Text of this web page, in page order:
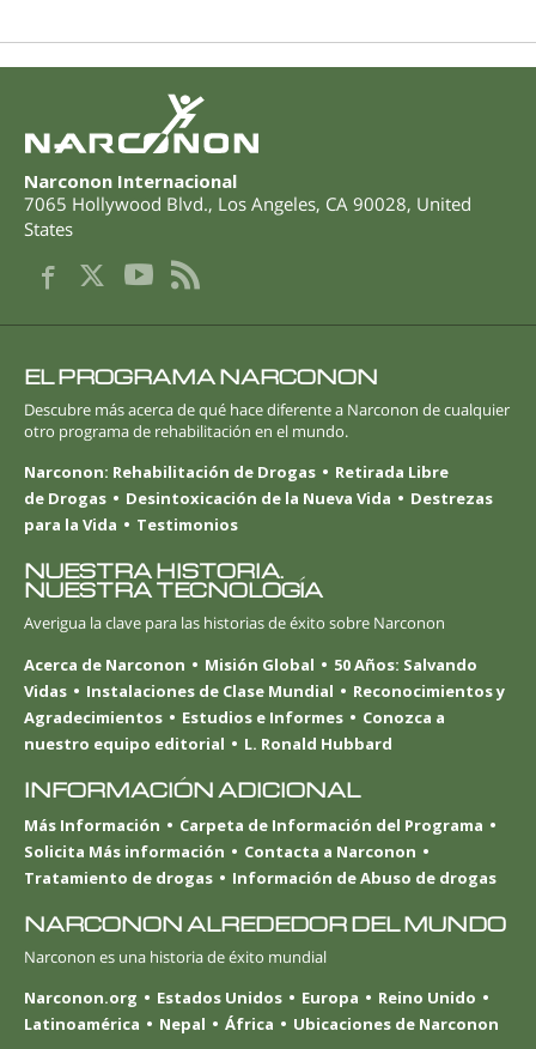
Narconon Internacional
7065 Hollywood Blvd., Los Angeles, CA 90028, United
States
EL PROGRAMA NARCONON
Descubre más acerca de qué hace diferente a Narconon de cualquier
otro programa de rehabilitación en el mundo.
Narconon: Rehabilitación de Drogas
Retirada Libre
de Drogas
Desintoxicación de la Nueva Vida
Destrezas
para la Vida
Testimonios
NUESTRA HISTORIA.
NUESTRA TECNOLOGÍA
Averigua la clave para las historias de éxito sobre Narconon
Acerca de Narconon
Misión Global
50 Años: Salvando
Vidas
Instalaciones de Clase Mundial
Reconocimientos y
Agradecimientos
Estudios e Informes
Conozca a
nuestro equipo editorial
L. Ronald Hubbard
INFORMACIÓN ADICIONAL
Más Información
Carpeta de Información del Programa
Solicita Más información
Contacta a Narconon
Tratamiento de drogas
Información de Abuso de drogas
NARCONON ALREDEDOR DEL MUNDO
Narconon es una historia de éxito mundial
Narconon.org
Estados Unidos Europa
Reino Unido
Latinoamérica
Nepal África Ubicaciones de Narconon